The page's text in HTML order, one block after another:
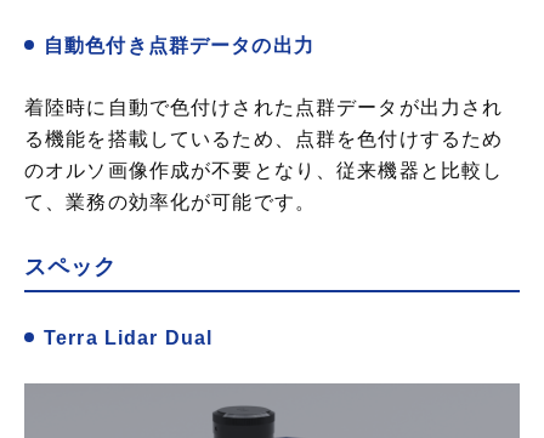
自動色付き点群データの出力
着陸時に自動で色付けされた点群データが出力され
る機能を搭載しているため、点群を色付けするため
のオルソ画像作成が不要となり、従来機器と比較し
て、業務の効率化が可能です。
スペック
Terra Lidar Dual